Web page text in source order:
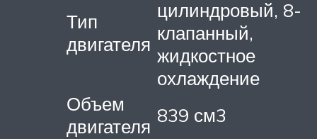
Тип
двигателя
цилиндровый, 8-
клапанный,
жидкостное
охлаждение
Объем
двигателя 839 см3